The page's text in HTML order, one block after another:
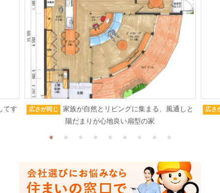
てす 広さが同じ
家族が自然とリビングに集まる、風通しと
陽だまりが心地良い扇型の家
広さ